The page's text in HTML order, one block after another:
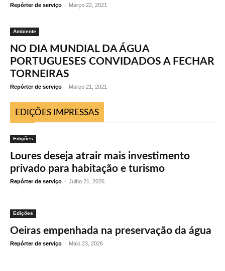
Repórter de serviço - Março 22, 2021
Ambiente
NO DIA MUNDIAL DA ÁGUA
PORTUGUESES CONVIDADOS A FECHAR
TORNEIRAS
Repórter de serviço - Março 21, 2021
EDIÇÕES IMPRESSAS
Edições
Loures deseja atrair mais investimento
privado para habitação e turismo
Repórter de serviço - Julho 21, 2026
Edições
Oeiras empenhada na preservação da água
Repórter de serviço - Maio 23, 2026